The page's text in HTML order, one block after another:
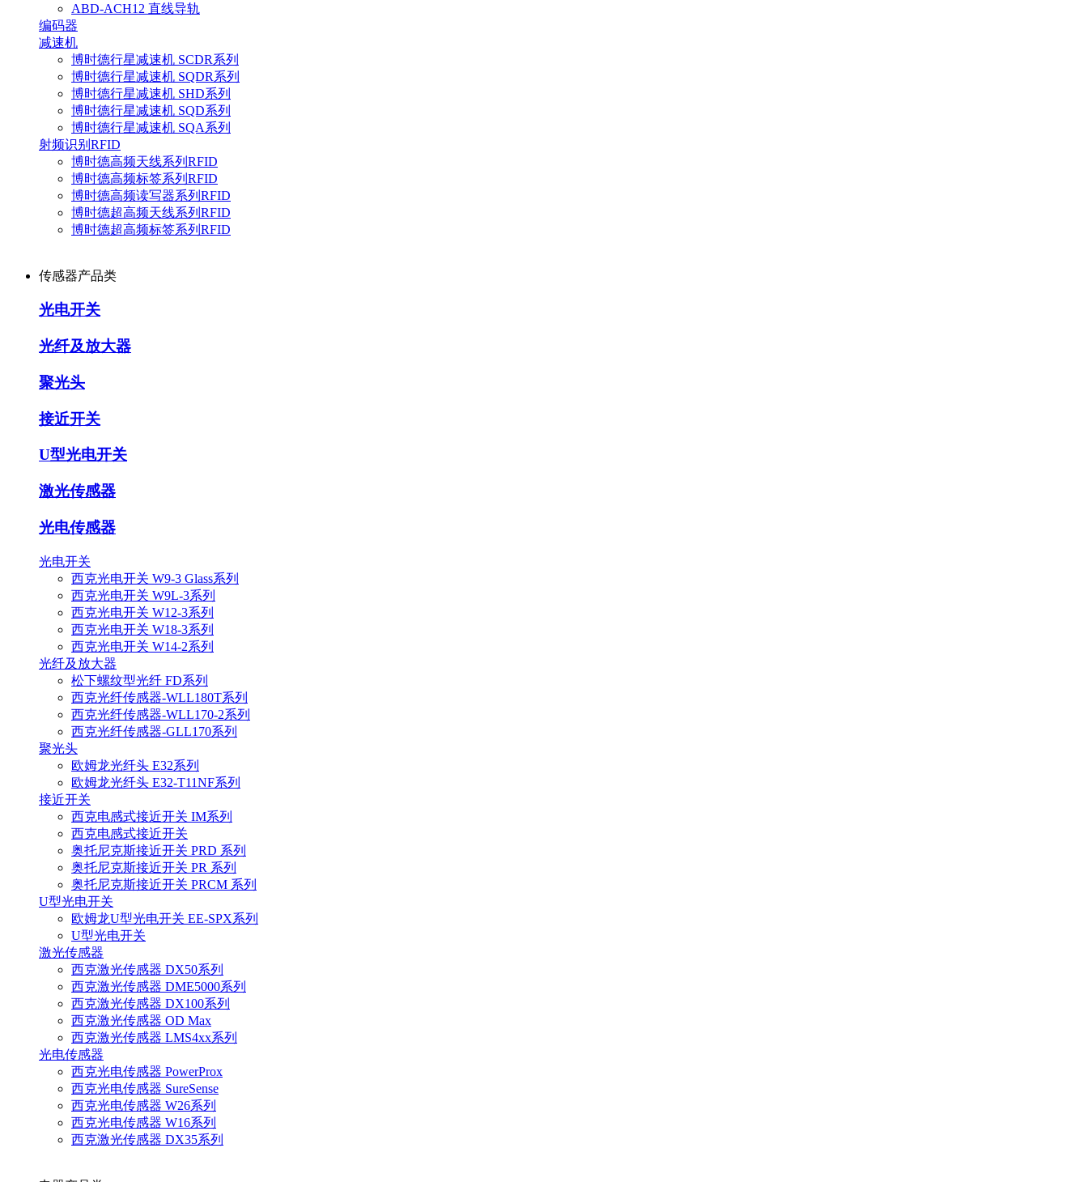
ABD-ACH12 直线导轨
编码器
减速机
博时德行星减速机 SCDR系列
博时德行星减速机 SQDR系列
博时德行星减速机 SHD系列
博时德行星减速机 SQD系列
博时德行星减速机 SQA系列
射频识别RFID
博时德高频天线系列RFID
博时德高频标签系列RFID
博时德高频读写器系列RFID
博时德超高频天线系列RFID
博时德超高频标签系列RFID
传感器产品类
光电开关
光纤及放大器
聚光头
接近开关
U型光电开关
激光传感器
光电传感器
光电开关
西克光电开关 W9-3 Glass系列
西克光电开关 W9L-3系列
西克光电开关 W12-3系列
西克光电开关 W18-3系列
西克光电开关 W14-2系列
光纤及放大器
松下螺纹型光纤 FD系列
西克光纤传感器-WLL180T系列
西克光纤传感器-WLL170-2系列
西克光纤传感器-GLL170系列
聚光头
欧姆龙光纤头 E32系列
欧姆龙光纤头 E32-T11NF系列
接近开关
西克电感式接近开关 IM系列
西克电感式接近开关
奥托尼克斯接近开关 PRD 系列
奥托尼克斯接近开关 PR 系列
奥托尼克斯接近开关 PRCM 系列
U型光电开关
欧姆龙U型光电开关 EE-SPX系列
U型光电开关
激光传感器
西克激光传感器 DX50系列
西克激光传感器 DME5000系列
西克激光传感器 DX100系列
西克激光传感器 OD Max
西克激光传感器 LMS4xx系列
光电传感器
西克光电传感器 PowerProx
西克光电传感器 SureSense
西克光电传感器 W26系列
西克光电传感器 W16系列
西克激光传感器 DX35系列